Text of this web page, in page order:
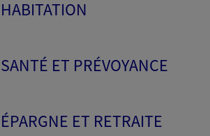
HABITATION
SANTÉ ET PRÉVOYANCE
ÉPARGNE ET RETRAITE